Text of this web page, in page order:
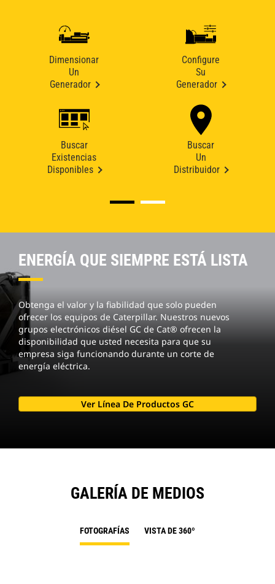
Dimensionar
Un
Generador
Configure
Su
Generador
Buscar
Existencias
Disponibles
Buscar
Un
Distribuidor
ENERGÍA QUE SIEMPRE ESTÁ LISTA
Obtenga el valor y la fiabilidad que solo pueden
ofrecer los equipos de Caterpillar. Nuestros nuevos
grupos electrónicos diésel GC de Cat® ofrecen la
disponibilidad que usted necesita para que su
empresa siga funcionando durante un corte de
energía eléctrica.
Ver Línea De Productos GC
GALERÍA DE MEDIOS
FOTOGRAFÍAS VISTA DE 360º